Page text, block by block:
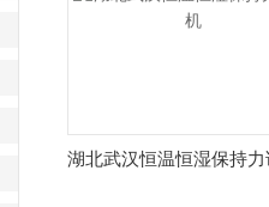
湖北武汉恒温恒湿保持